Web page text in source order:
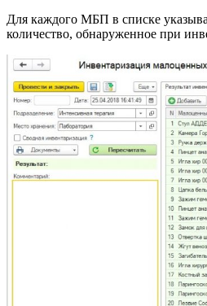
Для каждого МБП в списке
количество, обнаруженное при